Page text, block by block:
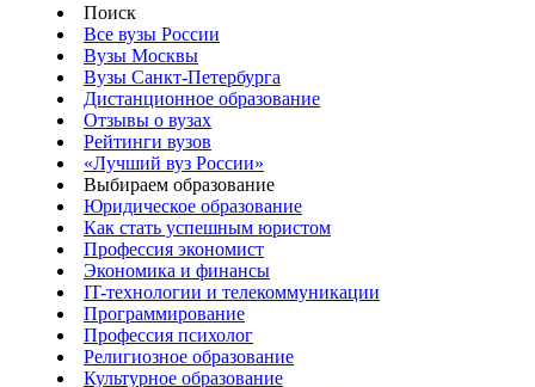
Поиск
Все вузы России
Вузы Москвы
Вузы Санкт-Петербурга
Дистанционное образование
Отзывы о вузах
Рейтинги вузов
«Лучший вуз России»
Выбираем образование
Юридическое образование
Как стать успешным юристом
Профессия экономист
Экономика и финансы
IT-технологии и телекоммуникации
Программирование
Профессия психолог
Религиозное образование
Культурное образование